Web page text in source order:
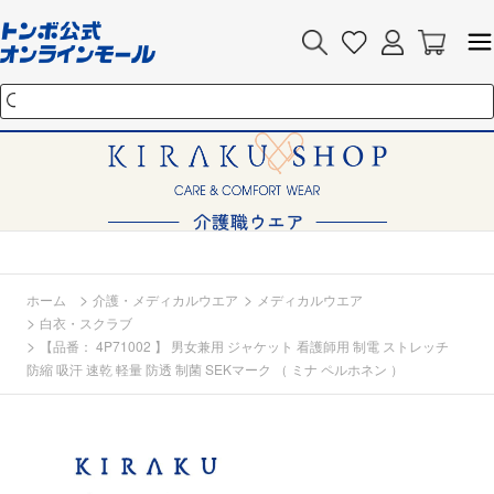
ホーム > 介護・メディカルウエア > メディカルウエア
> 白衣・スクラブ
>
【品番： 4P71002 】 男女兼用 ジャケット 看護師用 制電 ストレッチ
防縮 吸汗 速乾 軽量 防透 制菌 SEKマーク （ ミナ ペルホネン ）